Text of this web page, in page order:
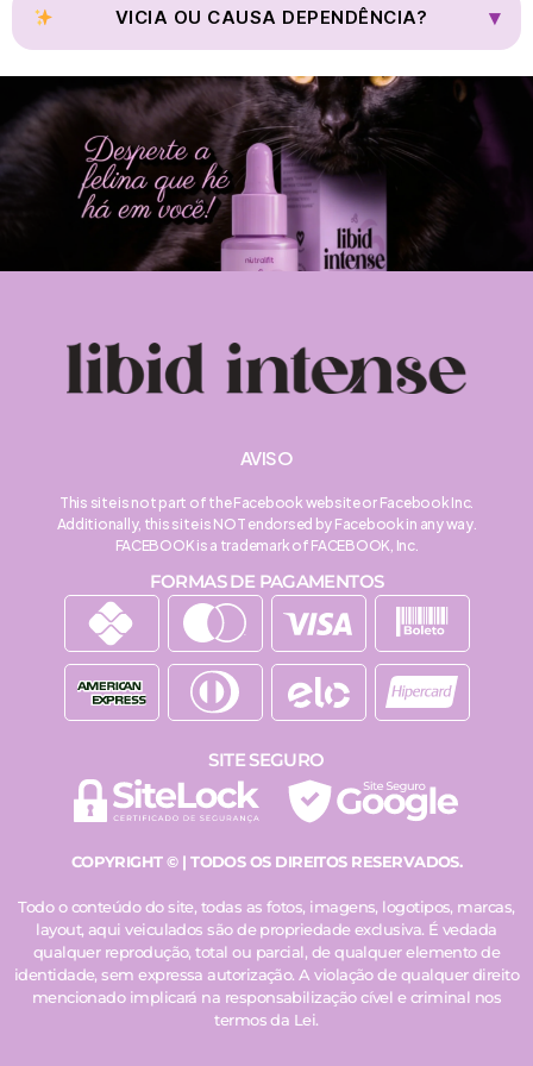
respeitar a privacidade da mulher.
VICIA OU CAUSA DEPENDÊNCIA? ▾
forma consciente como aliado do bem-estar feminino.
AVISO
This site is not part of the Facebook website or Facebook Inc.
Additionally, this site is NOT endorsed by Facebook in any way.
FACEBOOK is a trademark of FACEBOOK, Inc.
FORMAS DE PAGAMENTOS
SITE SEGURO
COPYRIGHT © | TODOS OS DIREITOS RESERVADOS.
Todo o conteúdo do site, todas as fotos, imagens, logotipos, marcas,
layout, aqui veiculados são de propriedade exclusiva. É vedada
qualquer reprodução, total ou parcial, de qualquer elemento de
identidade, sem expressa autorização. A violação de qualquer direito
mencionado implicará na responsabilização cível e criminal nos
termos da Lei.